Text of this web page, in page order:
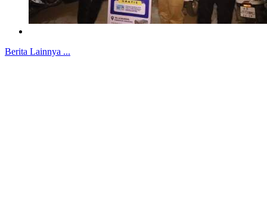
Berita Lainnya ...